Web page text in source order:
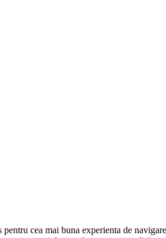
pentru cea mai buna experienta de